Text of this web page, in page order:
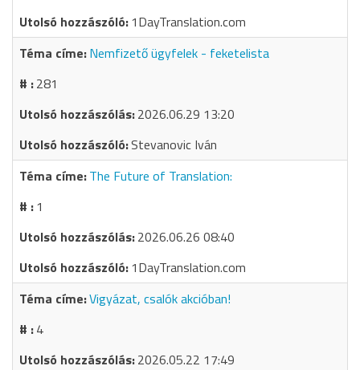
1DayTranslation.com
Nemfizető ügyfelek - feketelista
281
2026.06.29 13:20
Stevanovic Iván
The Future of Translation:
1
2026.06.26 08:40
1DayTranslation.com
Vigyázat, csalók akcióban!
4
2026.05.22 17:49